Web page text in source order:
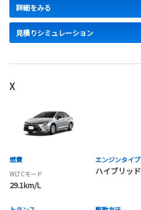
詳細をみる
見積りシミュレーション
X
燃費
WLTCモード
29.1km/L
エンジンタイプ
ハイブリッド